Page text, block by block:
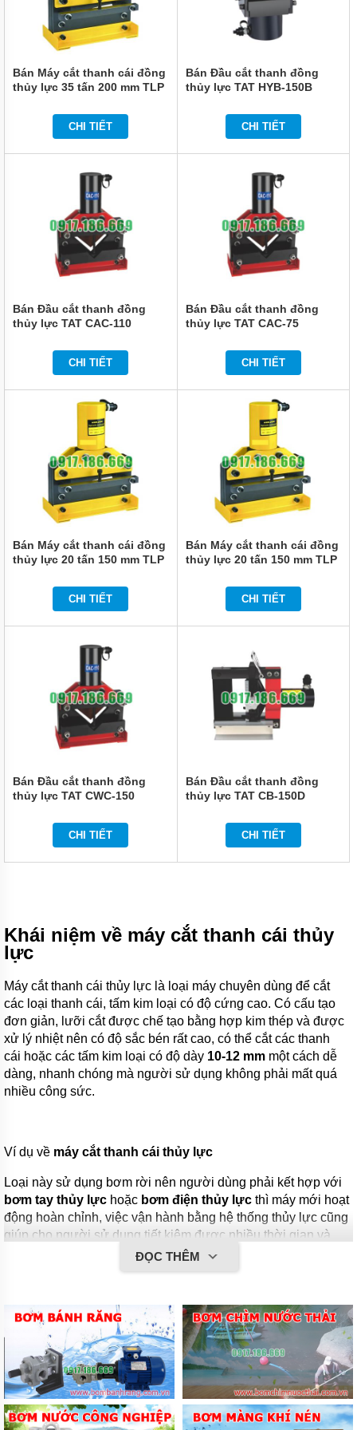
Bán Máy cắt thanh cái đồng
thủy lực 35 tấn 200 mm TLP
CHI TIẾT
Bán Đầu cắt thanh đồng
thủy lực TAT HYB-150B
CHI TIẾT
Bán Đầu cắt thanh đồng
thủy lực TAT CAC-110
CHI TIẾT
Bán Đầu cắt thanh đồng
thủy lực TAT CAC-75
CHI TIẾT
Bán Máy cắt thanh cái đồng
thủy lực 20 tấn 150 mm TLP
CHI TIẾT
Bán Máy cắt thanh cái đồng
thủy lực 20 tấn 150 mm TLP
CHI TIẾT
Bán Đầu cắt thanh đồng
thủy lực TAT CWC-150
CHI TIẾT
Bán Đầu cắt thanh đồng
thủy lực TAT CB-150D
CHI TIẾT
Khái niệm về máy cắt thanh cái thủy
lực
Máy cắt thanh cái thủy lực là loại máy chuyên dùng để cắt
các loại thanh cái, tấm kim loại có độ cứng cao. Có cấu tạo
đơn giản, lưỡi cắt được chế tạo bằng hợp kim thép và được
xử lý nhiệt nên có độ sắc bén rất cao, có thể cắt các thanh
cái hoặc các tấm kim loại có độ dày 10-12 mm một cách dễ
dàng, nhanh chóng mà người sử dụng không phải mất quá
nhiều công sức.
Ví dụ về máy cắt thanh cái thủy lực
Loại này sử dụng bơm rời nên người dùng phải kết hợp với
bơm tay thủy lực hoặc bơm điện thủy lực thì máy mới hoạt
động hoàn chỉnh, việc vận hành bằng hệ thống thủy lực cũng
giúp cho người sử dụng tiết kiệm được nhiều thời gian và
cái thủy lực
Trong nhiều ngành công nghiệp xây dựng, chế tạo, lắp ráp,
việc cắt những thanh cắt hay tấm kim loại có độ cứng cao là
việc không thể tránh khỏi. Những phương pháp cắt thông
thường thường không hiệu quả. Điều này dẫn đến thành
phẩm sau khi cắt có thể bị cong vênh, vết cắt cũng không
được phẳng, không đạt yêu cầu kỹ thuật.
ĐỌC THÊM